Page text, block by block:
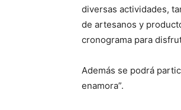
diversas actividades,
de artesanos y
cronograma para
Además se podrá
enamora”.